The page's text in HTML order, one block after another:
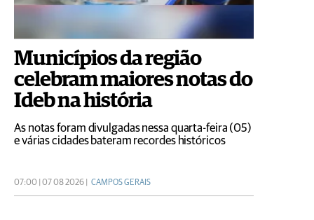
Municípios da região
celebram maiores notas do
Ideb na história
As notas foram divulgadas nessa quarta-feira (05)
e várias cidades bateram recordes históricos
07:00 | 07 08 2026 | CAMPOS GERAIS